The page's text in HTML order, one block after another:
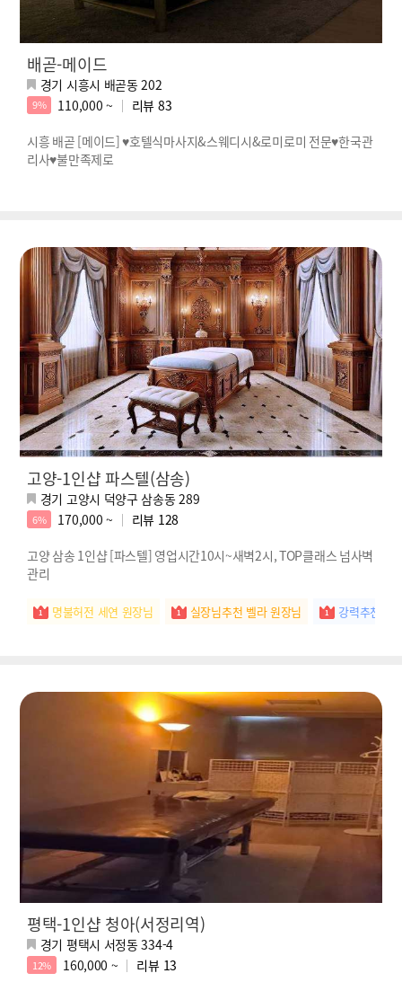
배곧-메이드
경기 시흥시 배곧동 202
9% 110,000 ~ 리뷰 83
시흥 배곧 [메이드] ♥호텔식마사지&스웨디시&로미로미 전문♥한국관
리사♥불만족제로
고양-1인샵 파스텔(삼송)
경기 고양시 덕양구 삼송동 289
6% 170,000 ~ 리뷰 128
고양 삼송 1인샵 [파스텔] 영업시간10시~새벽2시, TOP클래스 넘사벽
관리
명불허전 세연 원장님 실장님추천 벨라 원장님 강력추천 새
평택-1인샵 청아(서정리역)
경기 평택시 서정동 334-4
12% 160,000 ~ 리뷰 13